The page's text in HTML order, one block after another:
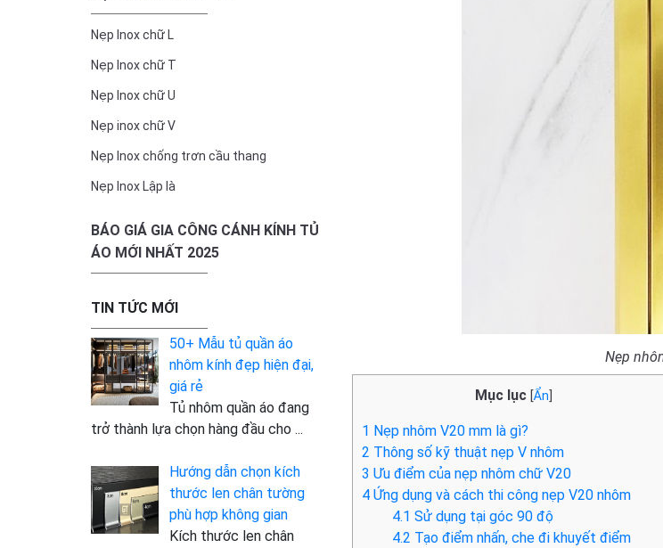
Nẹp Inox chữ L
Nẹp Inox chữ T
Nẹp Inox chữ U
Nẹp inox chữ V
Nẹp Inox chống trơn cầu thang
Nẹp Inox Lập là
BÁO GIÁ GIA CÔNG CÁNH KÍNH TỦ
ÁO MỚI NHẤT 2025
TIN TỨC MỚI
50+ Mẫu tủ quần áo
nhôm kính đẹp hiện đại,
giá rẻ
Tủ nhôm quần áo đang
trở thành lựa chọn hàng đầu cho ...
Hướng dẫn chọn kích
thước len chân tường
phù hợp không gian
Kích thước len chân
Nẹp
Mục lục [Ẩn
1 Nẹp nhôm V20 mm là gì?
2 Thông số kỹ thuật nẹp V nhôm
3 Ưu điểm của nẹp nhôm chữ V20
4Ứng dụng và cách thi công nẹp V20 nhôm
4.1 Sử dụng tại góc 90 độ
4.2 Tạo điểm nhấn, che đi khuyết điểm